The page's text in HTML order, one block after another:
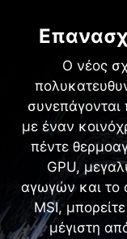
Ο νέος
συνεπάγονται
με έναν
πέντε
GPU,
αγωγών και το
MSI,
μέγιστη